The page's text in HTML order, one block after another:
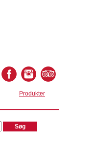
Produkter